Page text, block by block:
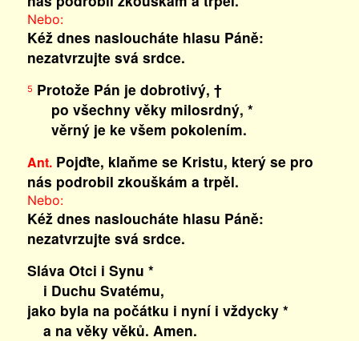
Nebo:
Kéž dnes nasloucháte hlasu Páně:
nezatvrzujte svá srdce.
5 Protože Pán je dobrotivý, †
po všechny věky milosrdný, *
věrný je ke všem pokolením.
Ant.Pojďte, klaňme se Kristu, který se pro
nás podrobil zkouškám a trpěl.
Nebo:
Kéž dnes nasloucháte hlasu Páně:
nezatvrzujte svá srdce.
Sláva Otci i Synu *
i Duchu Svatému,
jako byla na počátku i nyní i vždycky *
a na věky věků. Amen.